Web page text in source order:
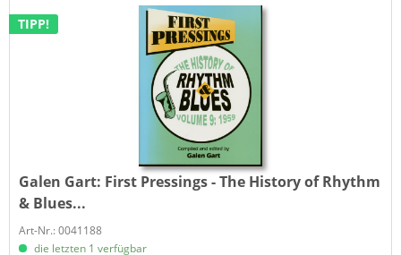
TIPP!
Galen Gart: First Pressings - The History of Rhythm
& Blues...
Art-Nr.: 0041188
die letzten 1 verfügbar